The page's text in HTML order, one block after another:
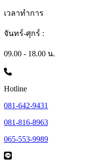
เวลาทำการ
จันทร์-ศุกร์ :
09.00 - 18.00 น.
Hotline
081-642-9431
081-816-8963
065-553-9989